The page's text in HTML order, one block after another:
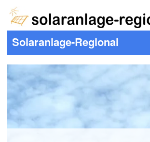
Solaranlage-Regional